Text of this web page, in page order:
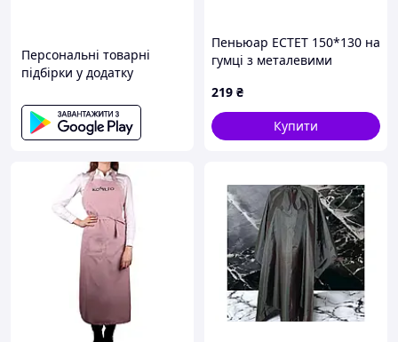
Персональні товарні
підбірки у додатку
Пеньюар EСТЕТ 150*130 на
гумці з металевими
219 ₴
Купити